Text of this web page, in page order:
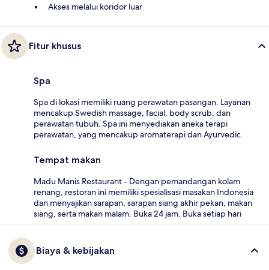
Akses melalui koridor luar
Fitur khusus
Spa
Spa di lokasi memiliki ruang perawatan pasangan. Layanan
mencakup Swedish massage, facial, body scrub, dan
perawatan tubuh. Spa ini menyediakan aneka terapi
perawatan, yang mencakup aromaterapi dan Ayurvedic.
Tempat makan
Madu Manis Restaurant - Dengan pemandangan kolam
renang, restoran ini memiliki spesialisasi masakan Indonesia
dan menyajikan sarapan, sarapan siang akhir pekan, makan
siang, serta makan malam. Buka 24 jam. Buka setiap hari
Biaya & kebijakan